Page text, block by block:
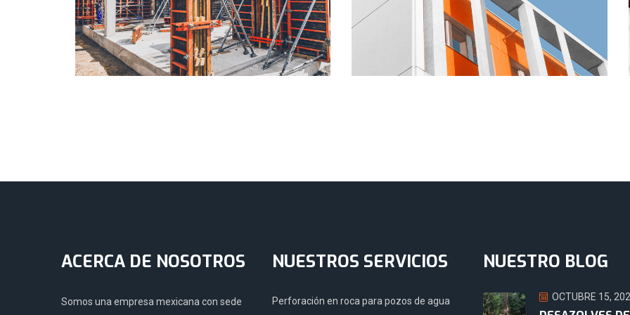
ACERCA DE NOSOTROS
Somos una empresa mexicana con sede
NUESTROS SERVICIOS
Perforación en roca para pozos de agua
NUESTRO BLOG
OCTUBRE 15,